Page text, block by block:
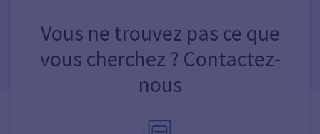
Vous ne trouvez pas ce que
vous cherchez ? Contactez-
nous